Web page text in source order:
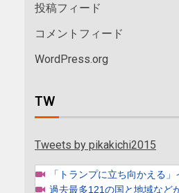
投稿フィード
コメントフィード
WordPress.org
TW
Tweets by pikakichi2015